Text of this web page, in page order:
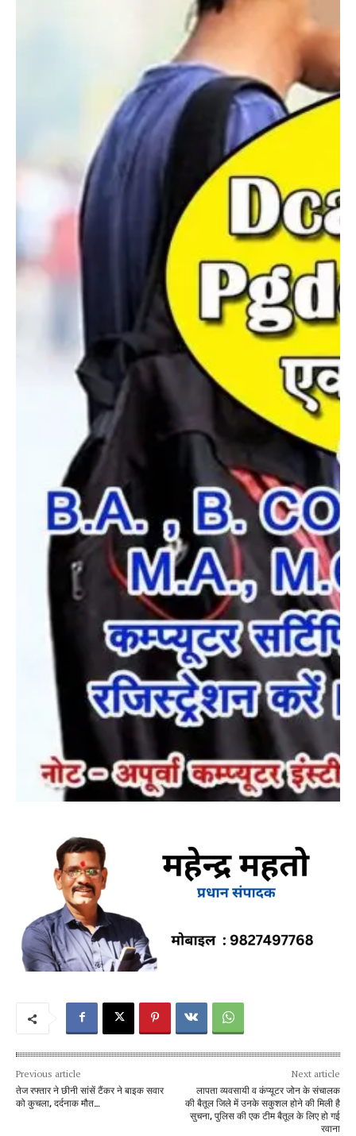
Previous article
तेज रफ्तार ने छीनी सांसें टैंकर ने बाइक सवार
को कुचला, दर्दनाक मौत…
Next article
लापता व्यवसायी व कंप्यूटर जोन के संचालक
की बैतूल जिले में उनके सकुशल होने की मिली है
सुचना, पुलिस की एक टीम बैतूल के लिए हो गई
रवाना